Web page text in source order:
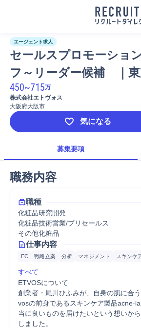
エージェント求人
セールスプロモーショ
フ～リーダー候補　｜
450~715万
株式会社エトヴォス
大阪府大阪市
気になる
募集要項
職務内容
職種
化粧品研究開発
化粧品技術営業/プリセールス
その他化粧品
仕事内容
EC 戦略立案 分析 マネジメント スキンケ
すべて
ETVOSについて
創業者・尾川ひふみが、自身の肌に合
vosの前身であるスキンケア製品acne-
当に良いものを届けたいという想いか
しました。